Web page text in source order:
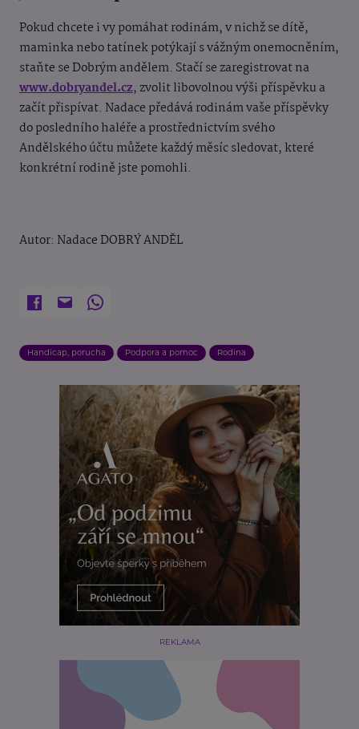
Pokud chcete i vy pomáhat rodinám, v nichž se dítě,
maminka nebo tatínek potýkají s vážným onemocněním,
staňte se Dobrým andělem. Stačí se zaregistrovat na
www.dobryandel.cz, zvolit libovolnou výši příspěvku a
začít přispívat. Nadace předává rodinám vaše příspěvky
do posledního haléře a prostřednictvím svého
Andělského účtu můžete každý měsíc sledovat, které
konkrétní rodině jste pomohli.
Autor: Nadace DOBRÝ ANDĚL
Handicap, porucha Podpora a pomoc Rodina
REKLAMA